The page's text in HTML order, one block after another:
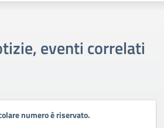
eventi correlati
numero è riservato.